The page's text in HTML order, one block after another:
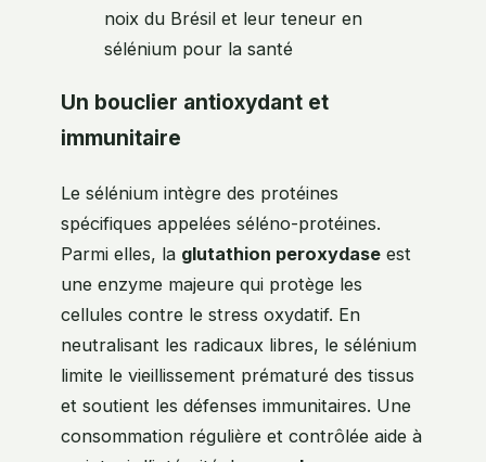
noix du Brésil et leur teneur en
sélénium pour la santé
Un bouclier antioxydant et
immunitaire
Le sélénium intègre des protéines
spécifiques appelées séléno-protéines.
Parmi elles, la glutathion peroxydase est
une enzyme majeure qui protège les
cellules contre le stress oxydatif. En
neutralisant les radicaux libres, le sélénium
limite le vieillissement prématuré des tissus
et soutient les défenses immunitaires. Une
consommation régulière et contrôlée aide à